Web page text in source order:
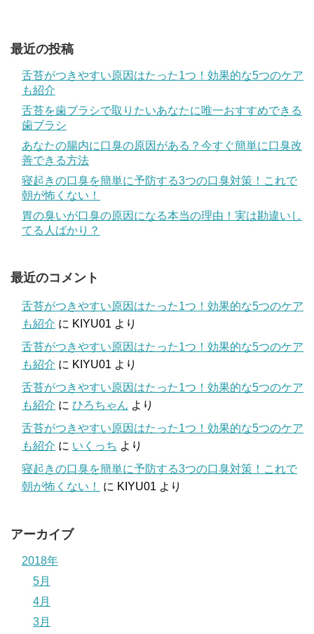
最近の投稿
舌苔がつきやすい原因はたった1つ！効果的な5つのケア
も紹介
舌苔を歯ブラシで取りたいあなたに唯一おすすめできる
歯ブラシ
あなたの腸内に口臭の原因がある？今すぐ簡単に口臭改
善できる方法
寝起きの口臭を簡単に予防する3つの口臭対策！これで
朝が怖くない！
胃の臭いが口臭の原因になる本当の理由！実は勘違いし
てる人ばかり？
最近のコメント
舌苔がつきやすい原因はたった1つ！効果的な5つのケア
も紹介 に KIYU01 より
舌苔がつきやすい原因はたった1つ！効果的な5つのケア
も紹介 に KIYU01 より
舌苔がつきやすい原因はたった1つ！効果的な5つのケア
も紹介 に ひろちゃん より
舌苔がつきやすい原因はたった1つ！効果的な5つのケア
も紹介 に いくっち より
寝起きの口臭を簡単に予防する3つの口臭対策！これで
朝が怖くない！
に KIYU01 より
アーカイブ
2018年
5月
4月
3月